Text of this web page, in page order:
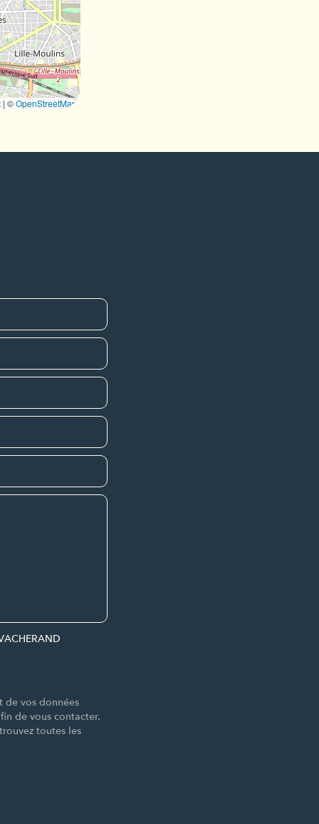
| ©OpenStreetMap
vos données
de vous contacter.
toutes les